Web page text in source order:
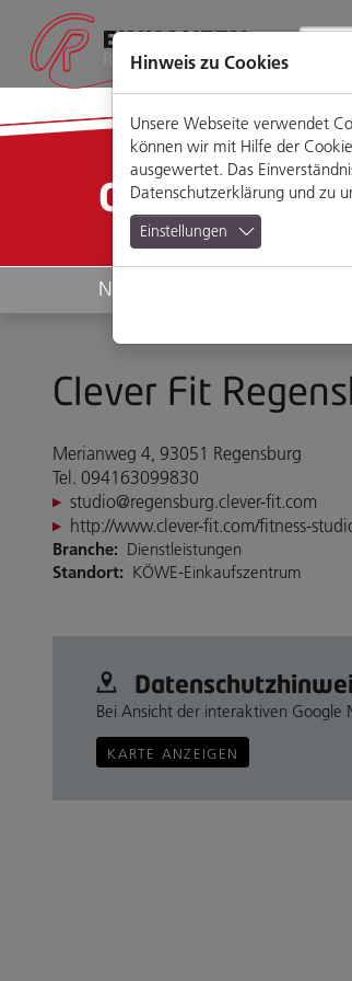
Seiteninhalt
Hauptmenü
Footermenü
Website-
Suche
Geschäfte
News
Clever Fit
Merianweg 4, 93051 Regensburg
Tel. 094163099830
studio@regensburg.clever-fit.com
http://www.clever-fit.com/fitness-
Branche: Dienstleistungen
Standort: KÖWE-Einkaufszentrum
Bei Ansicht der interaktiven Google
KARTE ANZEIGEN
Hinweis zu Cookies
Unsere Webseite verwendet
können wir mit Hilfe der
ausgewertet. Das
Datenschutzerklärung und zu
Einstellungen